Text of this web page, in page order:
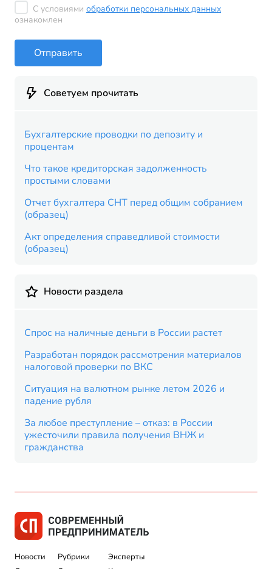
С условиями обработки персональных данных
ознакомлен
Отправить
Советуем прочитать
Бухгалтерские проводки по депозиту и
процентам
Что такое кредиторская задолженность
простыми словами
Отчет бухгалтера СНТ перед общим собранием
(образец)
Акт определения справедливой стоимости
(образец)
Новости раздела
Спрос на наличные деньги в России растет
Разработан порядок рассмотрения материалов
налоговой проверки по ВКС
Ситуация на валютном рынке летом 2026 и
падение рубля
За любое преступление – отказ: в России
ужесточили правила получения ВНЖ и
гражданства
Новости
Рубрики
Эксперты